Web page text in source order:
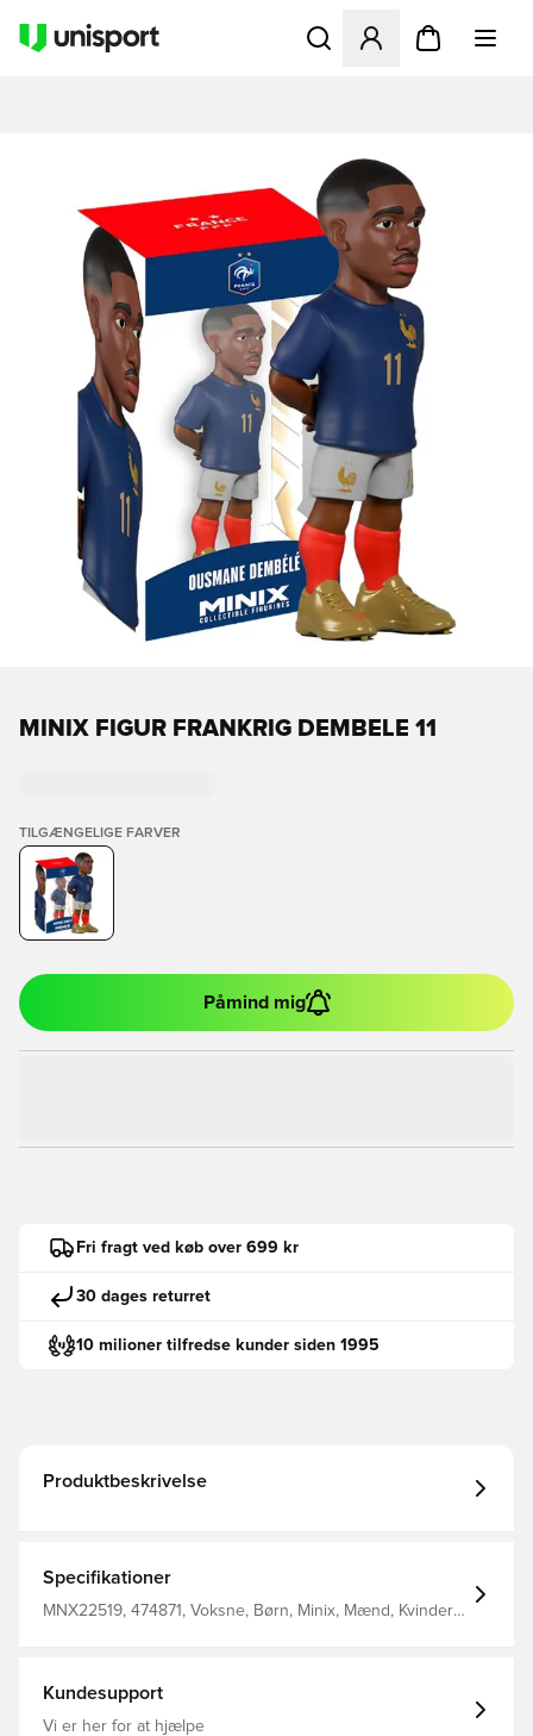
Åbner en Modal til at
MINIX FIGUR FRANKRIG DEMBELE 11
TILGÆNGELIGE FARVER
Påmind mig
Fri fragt ved køb over 699 kr
30 dages returret
10 milioner tilfredse kunder siden 1995
Produktbeskrivelse
Specifikationer
MNX22519, 474871, Voksne, Børn, Minix, Mænd, Kvinder,
Kundesupport
Vi er her for at hjælpe